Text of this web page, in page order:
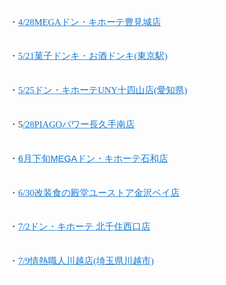
・ 4/28MEGAドン・キホーテ豊見城店
・ 5/21菓子ドンキ・お酒ドンキ(東京駅)
・ 5/25ドン・キホーテUNY十四山店(愛知県)
・5/28PIAGOパワー長久手南店
・ 6月下旬MEGAドン・キホーテ石和店
・ 6/30改装食の殿堂ユーストア金沢ベイ店
・ 7/2 ドン・キホーテ 北千住西口店
・ 7/9情熱職人川越店(埼玉県川越市)